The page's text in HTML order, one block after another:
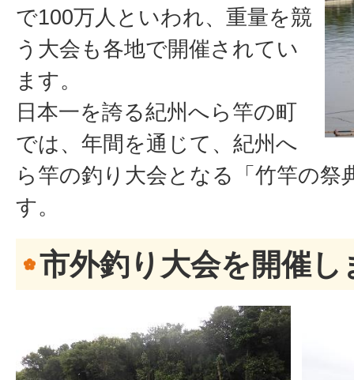
で100万人といわれ、重量を競
う大会も各地で開催されてい
ます。
日本一を誇る紀州へら竿の町
では、年間を通じて、紀州へ
ら竿の釣り大会となる「竹竿の祭
す。
市外釣り大会を開催し